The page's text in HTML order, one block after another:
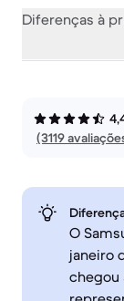
Diferenças à
(3119
O
janeiro
chegou